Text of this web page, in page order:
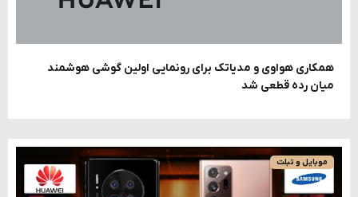
همکاری هواوی و مدیاتک برای رونمایی اولین گوشی هوشمند
میان رده قطعی شد
موبایل و تبلت